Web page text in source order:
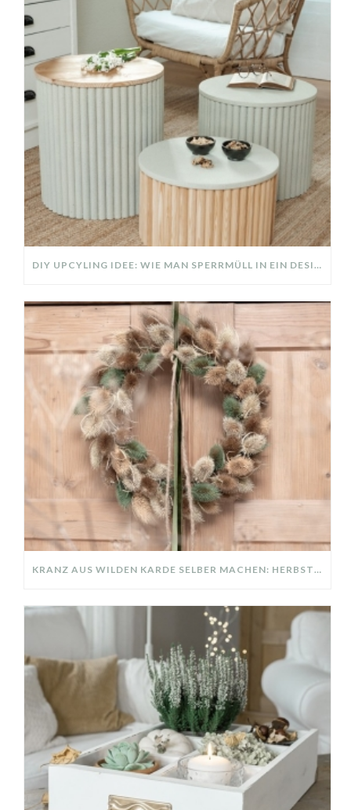
DIY UPCYLING IDEE: WIE MAN SPERRMÜLL IN EIN DESIGNER TEIL VERWANDELT
KRANZ AUS WILDEN KARDE SELBER MACHEN: HERBSTDEKO GANZ EINFACH